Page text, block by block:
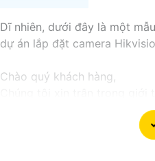
Dĩ nhiên, dưới đây là một
dự án lắp đặt camera
Chào quý khách hàng,
đặt camera Hikvision giá rẻ
Với kinh nghiệm lâu năm